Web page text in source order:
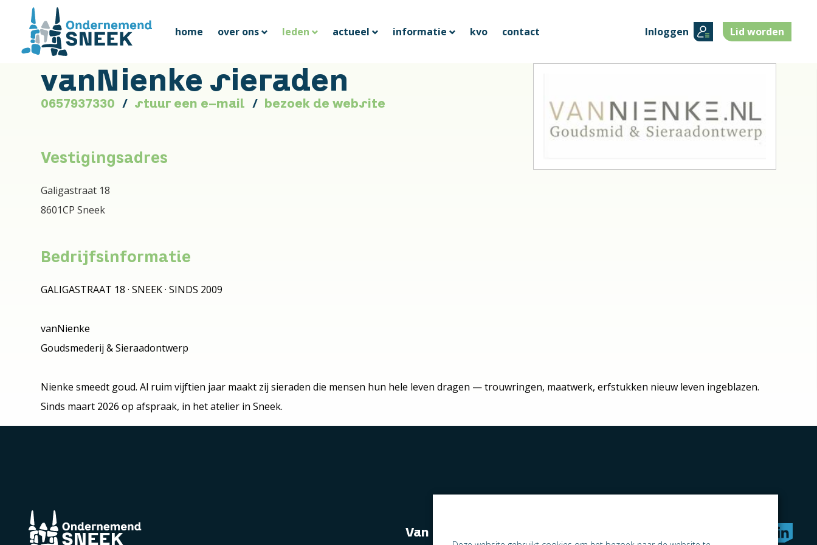
home over ons leden actueel informatie kvo contact Inloggen Lid worden
vanNienke sieraden
0657937330 stuur een e-mail bezoek de website
Vestigingsadres
Galigastraat 18
8601CP Sneek
Bedrijfsinformatie
GALIGASTRAAT 18 · SNEEK · SINDS 2009
vanNienke
Goudsmederij & Sieraadontwerp
Nienke smeedt goud. Al ruim vijftien jaar maakt zij sieraden die mensen hun hele leven dragen — trouwringen, maatwerk, erfstukken nieuw leven ingeblazen.
Sinds maart 2026 op afspraak, in het atelier in Sneek.
Van naast elkaar werken naar samen ondernemen